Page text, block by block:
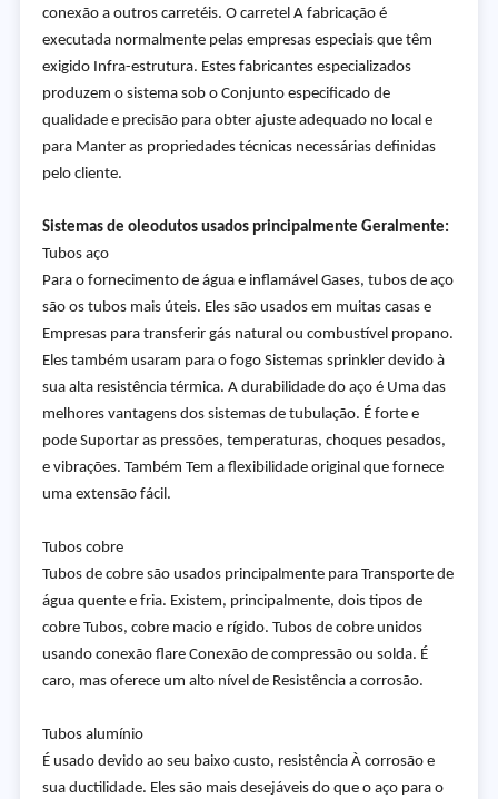
conexão a outros carretéis. O carretel A fabricação é
executada normalmente pelas empresas especiais que têm
exigido Infra-estrutura. Estes fabricantes especializados
produzem o sistema sob o Conjunto especificado de
qualidade e precisão para obter ajuste adequado no local e
para Manter as propriedades técnicas necessárias definidas
pelo cliente.
Sistemas de oleodutos usados principalmente Geralmente:
Tubos aço
Para o fornecimento de água e inflamável Gases, tubos de aço
são os tubos mais úteis. Eles são usados em muitas casas e
Empresas para transferir gás natural ou combustível propano.
Eles também usaram para o fogo Sistemas sprinkler devido à
sua alta resistência térmica. A durabilidade do aço é Uma das
melhores vantagens dos sistemas de tubulação. É forte e
pode Suportar as pressões, temperaturas, choques pesados,
e vibrações. Também Tem a flexibilidade original que fornece
uma extensão fácil.
Tubos cobre
Tubos de cobre são usados principalmente para Transporte de
água quente e fria. Existem, principalmente, dois tipos de
cobre Tubos, cobre macio e rígido. Tubos de cobre unidos
usando conexão flare Conexão de compressão ou solda. É
caro, mas oferece um alto nível de Resistência a corrosão.
Tubos alumínio
É usado devido ao seu baixo custo, resistência À corrosão e
sua ductilidade. Eles são mais desejáveis do que o aço para o